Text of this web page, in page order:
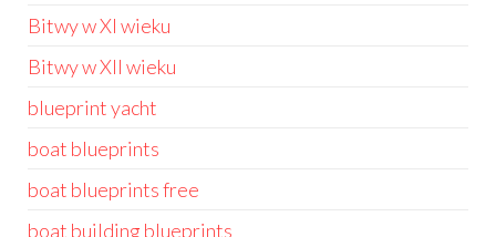
Bitwy w XI wieku
Bitwy w XII wieku
blueprint yacht
boat blueprints
boat blueprints free
boat building blueprints